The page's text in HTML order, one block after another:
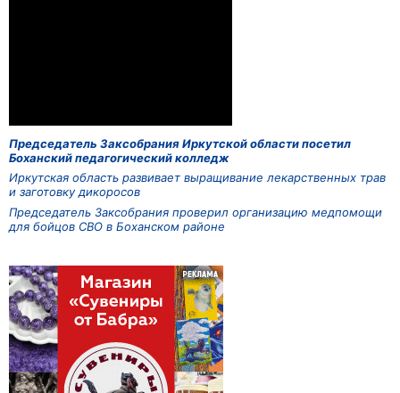
Председатель Заксобрания Иркутской области посетил
Боханский педагогический колледж
Иркутская область развивает выращивание лекарственных трав
и заготовку дикоросов
Председатель Заксобрания проверил организацию медпомощи
для бойцов СВО в Боханском районе